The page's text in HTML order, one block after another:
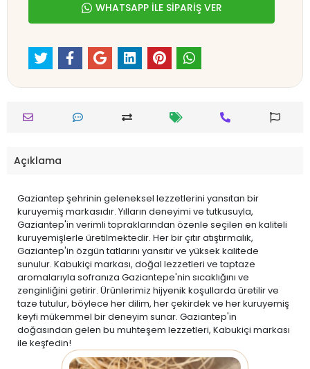
WHATSAPP İLE SİPARİŞ VER
Açıklama
Gaziantep şehrinin geleneksel lezzetlerini yansıtan bir
kuruyemiş markasıdır. Yılların deneyimi ve tutkusuyla,
Gaziantep'in verimli topraklarından özenle seçilen en kaliteli
kuruyemişlerle üretilmektedir. Her bir çıtır atıştırmalık,
Gaziantep'in özgün tatlarını yansıtır ve yüksek kalitede
sunulur. Kabukiçi markası, doğal lezzetleri ve taptaze
aromalarıyla sofranıza Gaziantepe'nin sıcaklığını ve
zenginliğini getirir. Ürünlerimiz hijyenik koşullarda üretilir ve
taze tutulur, böylece her dilim, her çekirdek ve her kuruyemiş
keyfi mükemmel bir deneyim sunar. Gaziantep'in
doğasından gelen bu muhteşem lezzetleri, Kabukiçi markası
ile keşfedin!